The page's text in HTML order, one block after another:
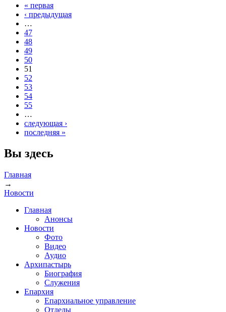
« первая
‹ предыдущая
…
47
48
49
50
51
52
53
54
55
…
следующая ›
последняя »
Вы здесь
Главная
→
Новости
Главная
Анонсы
Новости
Фото
Видео
Аудио
Архипастырь
Биография
Служения
Епархия
Епархиальное управление
Отделы